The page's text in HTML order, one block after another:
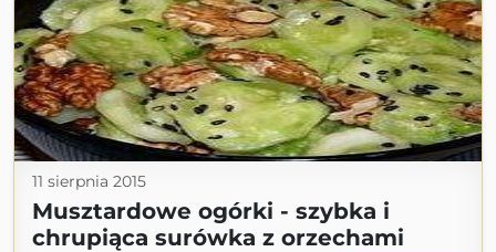
11 sierpnia 2015
Musztardowe ogórki - szybka i
chrupiąca surówka z orzechami